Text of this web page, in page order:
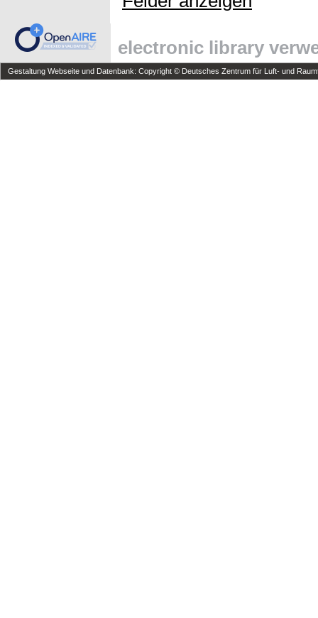
electronic library
Gestaltung Webseite und Datenbank: Copyright © Deutsches Zentrum für Luft- und